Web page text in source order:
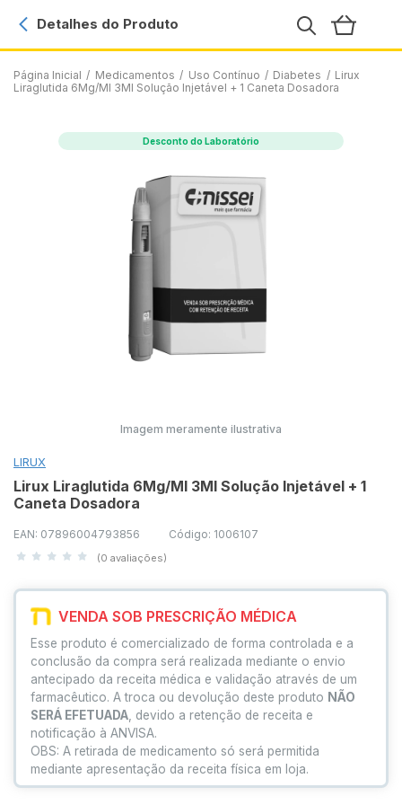
Página Inicial / Medicamentos / Uso Contínuo / Diabetes / Lirux
Liraglutida 6Mg/Ml 3Ml Solução Injetável + 1 Caneta Dosadora
Detalhes do Produto
Desconto do Laboratório
Imagem meramente ilustrativa
LIRUX
Lirux Liraglutida 6Mg/Ml 3Ml Solução Injetável + 1
Caneta Dosadora
EAN: 07896004793856 Código: 1006107
(0 avaliações)
VENDA SOB PRESCRIÇÃO MÉDICA
Esse produto é comercializado de forma controlada e a
conclusão da compra será realizada mediante o envio
antecipado da receita médica e validação através de um
farmacêutico. A troca ou devolução deste produto NÃO
SERÁ EFETUADA , devido a retenção de receita e
notificação à ANVISA.
OBS: A retirada de medicamento só será permitida
mediante apresentação da receita física em loja.